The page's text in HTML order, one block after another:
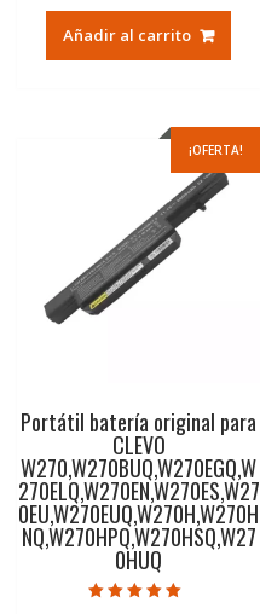
original
era:
actual
es:
Añadir al carrito
¡OFERTA!
Portátil batería original para
CLEVO
W270,W270BUQ,W270EGQ,W
270ELQ,W270EN,W270ES,W27
0EU,W270EUQ,W270H,W270H
NQ,W270HPQ,W270HSQ,W27
0HUQ